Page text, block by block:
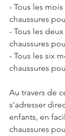
- Tous les
chaussures
- Tous les
chaussures
- Tous les six
chaussures
Au travers de
s'adresser
enfants, en
chaussures